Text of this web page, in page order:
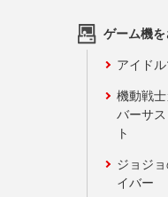
ゲーム機
アイド
機動戦
バーサ
ト
ジョジ
イバー